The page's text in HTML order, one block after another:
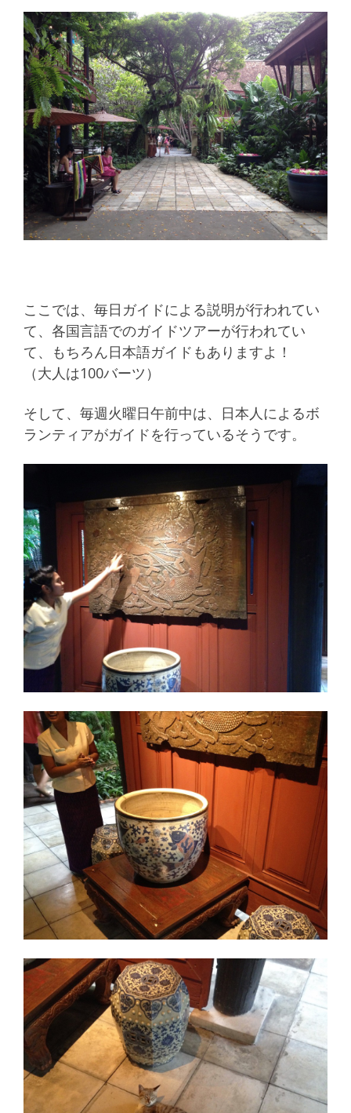
ここでは、毎日ガイドによる説明が行われてい
て、各国言語でのガイドツアーが行われてい
て、もちろん日本語ガイドもありますよ！
（大人は100バーツ）
そして、毎週火曜日午前中は、日本人によるボ
ランティアがガイドを行っているそうです。